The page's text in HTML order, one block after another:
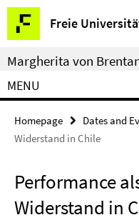
Springe
direkt
zu
Inhalt
Freie
Service
Navigation
Margherita von
MENU
Homepage Dates and
Widerstand in Chile
Performance
Widerstand in